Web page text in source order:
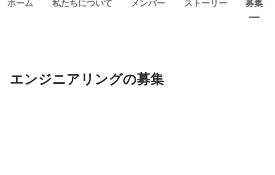
ホーム 私たちについて メンバー ストーリー 募集
エンジニアリングの募集